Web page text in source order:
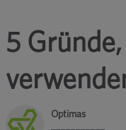
5
Optimas